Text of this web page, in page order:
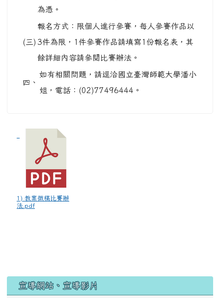
為憑。
(三)
報名方式：限個人進行參賽，每人參賽作品以
3件為限，1件參賽作品請填寫1份報名表，其
餘詳細內容請參閱比賽辦法。
四、
如有相關問題，請逕洽國立臺灣師範大學潘小
姐，電話：(02)77496444。
1) 教案徵稿比賽辦
法.pdf
宣導網站、宣導影片